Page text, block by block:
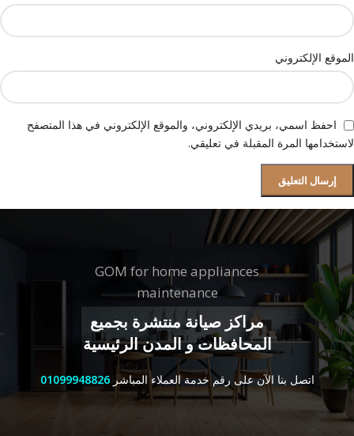
الموقع الإلكتروني
احفظ اسمي، بريدي الإلكتروني، والموقع الإلكتروني في هذا المتصفح
لاستخدامها المرة المقبلة في تعليقي.
GOM for home appliances
maintenance
مراكز صيانة منتشرة بجميع
المحافظات و المدن الرئيسية
اتصل بنا الآن على رقم خدمة العملاء المباشر 01099948826